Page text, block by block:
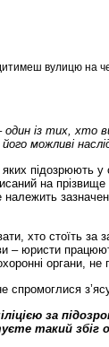
вулицю на
один із тих, хто
можливі
підозрюють у
на
хто стоїть
– юристи
органи,
не спромоглися
за
такий збіг